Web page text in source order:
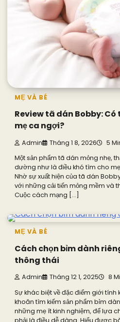
MẸ VÀ BÉ
Review tã dán Bobby:
mẹ ca ngợi?
Admin Tháng 1 8, 2026 5
Một sản phẩm tã dán mỏng nhẹ,
dường như là điều khó tìm cho
Nhờ sự xuất hiện của tã dán
với những cải tiến mỏng mềm và
Cuộc cách mạng […]
MẸ VÀ BÉ
Cách chọn bỉm dành
thông thái
Admin Tháng 12 1, 2025 8
Sự khác biệt về đặc điểm giới tính
khoăn tìm kiếm sản phẩm bỉm
những mẹ ít kinh nghiệm, để lựa